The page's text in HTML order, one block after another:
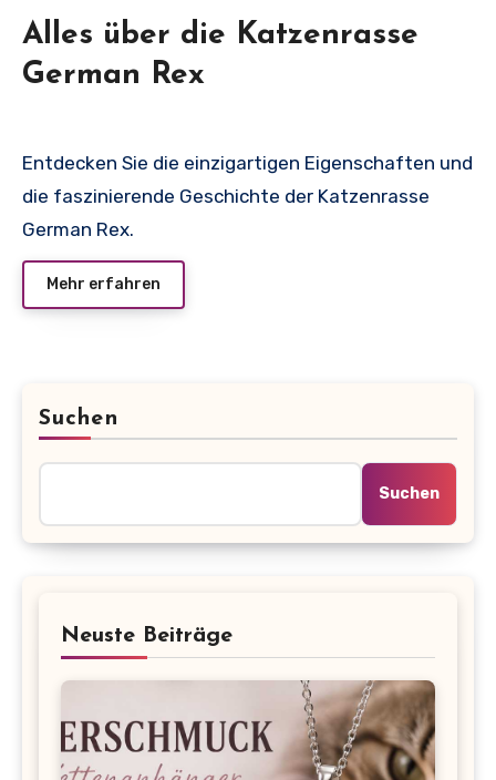
Alles über die Katzenrasse
German Rex
Entdecken Sie die einzigartigen Eigenschaften und
die faszinierende Geschichte der Katzenrasse
German Rex.
Mehr erfahren
Suchen
Suchen
Neuste Beiträge